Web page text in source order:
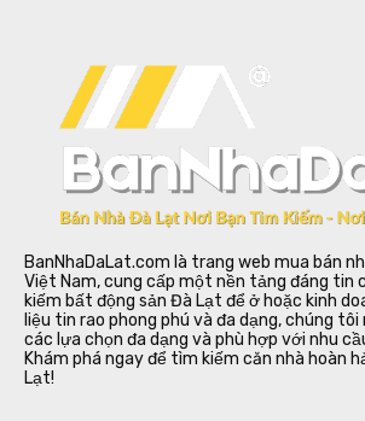
BanNhaDaLat.com là trang web mua bán
Việt Nam, cung cấp một nền tảng đáng tin
kiếm bất động sản Đà Lạt để ở hoặc kinh
liệu tin rao phong phú và đa dạng, chúng
các lựa chọn đa dạng và phù hợp với nhu
Khám phá ngay để tìm kiếm căn nhà hoàn
Lạt!